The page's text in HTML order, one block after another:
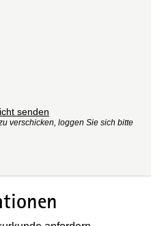
senden
verschicken, loggen Sie sich bitte